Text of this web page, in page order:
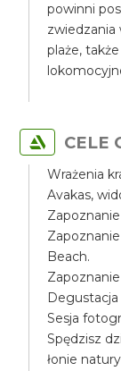
powinni
zwiedzania
plaże,
CELE
Wrażenia
Avakas,
Beach.
Sesja
Spędzisz
łonie